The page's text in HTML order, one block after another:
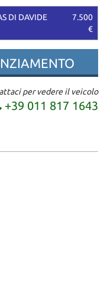
DI DAVIDE
7.500
€
per vedere il veicolo
+39 011 817 1643